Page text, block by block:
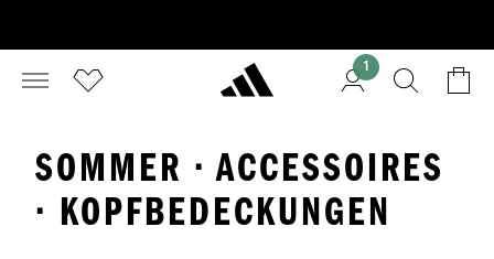
1
SOMMER · ACCESSOIRES
· KOPFBEDECKUNGEN